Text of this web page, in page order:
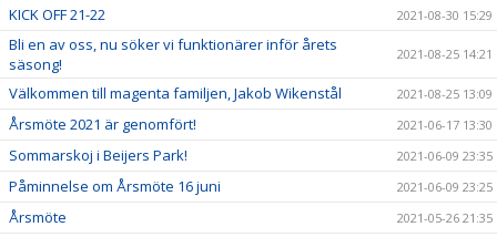
KICK OFF 21-22 2021-08-30 15:29
Bli en av oss, nu söker vi funktionärer inför årets
säsong!
2021-08-25 14:21
Välkommen till magenta familjen, Jakob Wikenstål 2021-08-25 13:09
Årsmöte 2021 är genomfört! 2021-06-17 13:30
Sommarskoj i Beijers Park! 2021-06-09 23:35
Påminnelse om Årsmöte 16 juni 2021-06-09 23:25
Årsmöte 2021-05-26 21:35